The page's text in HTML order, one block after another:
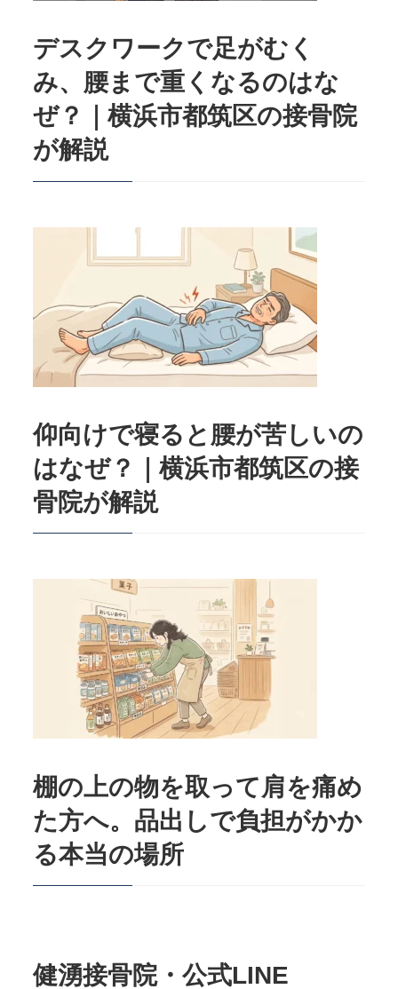
デスクワークで足がむく
み、腰まで重くなるのはな
ぜ？｜横浜市都筑区の接骨院
が解説
仰向けで寝ると腰が苦しいの
はなぜ？｜横浜市都筑区の接
骨院が解説
棚の上の物を取って肩を痛め
た方へ。品出しで負担がかか
る本当の場所
健湧接骨院・公式LINE